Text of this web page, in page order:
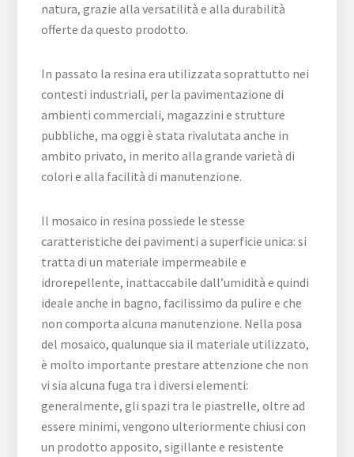
natura, grazie alla versatilità e alla durabilità
offerte da questo prodotto.
In passato la resina era utilizzata soprattutto nei
contesti industriali, per la pavimentazione di
ambienti commerciali, magazzini e strutture
pubbliche, ma oggi è stata rivalutata anche in
ambito privato, in merito alla grande varietà di
colori e alla facilità di manutenzione.
Il mosaico in resina possiede le stesse
caratteristiche dei pavimenti a superficie unica: si
tratta di un materiale impermeabile e
idrorepellente, inattaccabile dall’umidità e quindi
ideale anche in bagno, facilissimo da pulire e che
non comporta alcuna manutenzione. Nella posa
del mosaico, qualunque sia il materiale utilizzato,
è molto importante prestare attenzione che non
vi sia alcuna fuga tra i diversi elementi:
generalmente, gli spazi tra le piastrelle, oltre ad
essere minimi, vengono ulteriormente chiusi con
un prodotto apposito, sigillante e resistente